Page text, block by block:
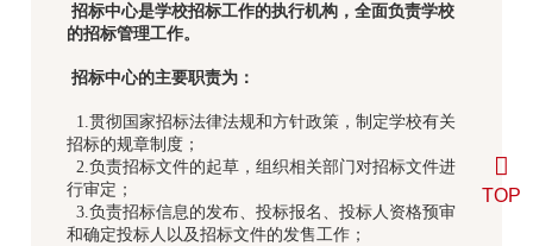
招标中心是学校招标工作的执行机构，全面负责学校
的招标管理工作。
招标中心的主要职责为：
1.贯彻国家招标法律法规和方针政策，制定学校有关
招标的规章制度；
2.负责招标文件的起草，组织相关部门对招标文件进
行审定；
3.负责招标信息的发布、投标报名、投标人资格预审
和确定投标人以及招标文件的发售工作；
TOP